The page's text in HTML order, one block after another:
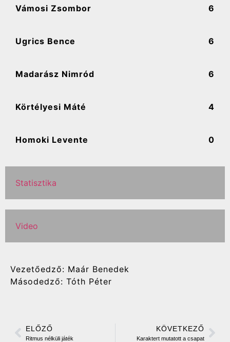
Vámosi Zsombor 6
Ugrics Bence 6
Madarász Nimród 6
Körtélyesi Máté 4
Homoki Levente 0
Statisztika
Video
Vezetőedző: Maár Benedek
Másodedző: Tóth Péter
ELŐZŐ
Ritmus nélküli játék
KÖVETKEZŐ
Karaktert mutatott a csapat